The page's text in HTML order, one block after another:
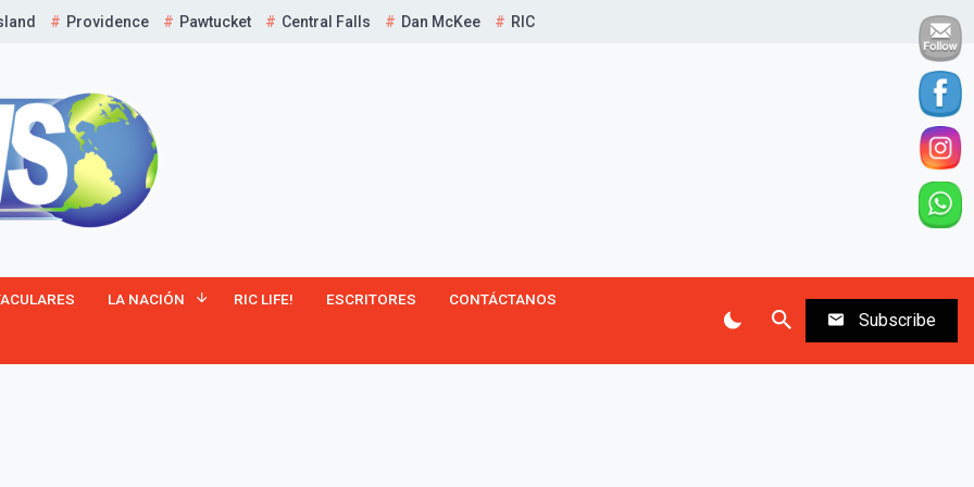
Providence Pawtucket Central Falls Dan McKee RIC
LA NACIÓN RIC LIFE! ESCRITORES CONTÁCTANOS
Subscribe
¡Suscríbete y Vive la
Experiencia!